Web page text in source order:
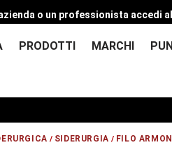
o un professionista accedi
PRODOTTI MARCHI
/ SIDERURGIA / FILO